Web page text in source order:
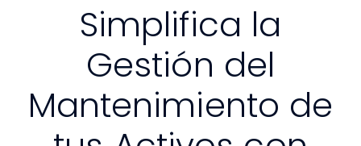
Simplifica la
Gestión del
Mantenimiento de